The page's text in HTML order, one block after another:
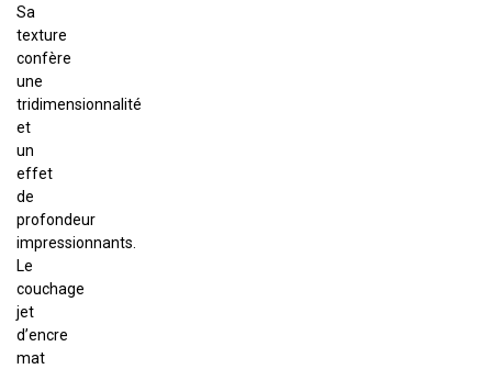
Sa
texture
confère
une
tridimensionnalité
et
un
effet
de
profondeur
impressionnants.
Le
couchage
jet
d’encre
mat